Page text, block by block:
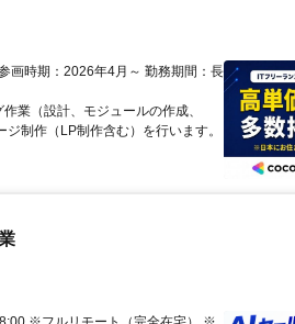
画時期：2026年4月～ 勤務期間：長
業（設計、モジュールの作成、
制作（LP制作含む）を行います。